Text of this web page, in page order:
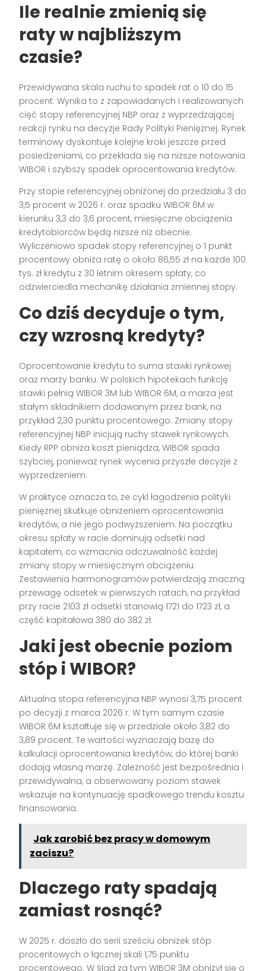
Ile realnie zmienią się
ratyw najbliższym
czasie?
Przewidywana skala ruchu to spadek rat o 10 do 15
procent. Wynika to z zapowiadanych i realizowanych
cięć stopy referencyjnej NBP oraz z wyprzedzającej
reakcji rynku na decyzje Rady Polityki Pieniężnej. Rynek
terminowy dyskontuje kolejne kroki jeszcze przed
posiedzeniami, co przekłada się na niższe notowania
WIBOR i szybszy spadek oprocentowania kredytów.
Przy stopie referencyjnej obniżonej do przedziału 3 do
3,5 procent w 2026 r. oraz spadku WIBOR 6M w
kierunku 3,3 do 3,6 procent, miesięczne obciążenia
kredytobiorców będą niższe niż obecnie.
Wyliczeniowo spadek stopy referencyjnej o 1 punkt
procentowy obniża ratę o około 86,55 zł na każde 100
tys. zł kredytu z 30 letnim okresem spłaty, co
odzwierciedla mechanikę działania zmiennej stopy.
Co dziś decyduje o tym,
czywzrosną kredyty?
Oprocentowanie kredytu to suma stawki rynkowej
oraz marży banku. W polskich hipotekach funkcję
stawki pełnią WIBOR 3M lub WIBOR 6M, a marża jest
stałym składnikiem dodawanym przez bank, na
przykład 2,30 punktu procentowego. Zmiany stopy
referencyjnej NBP inicjują ruchy stawek rynkowych.
Kiedy RPP obniża koszt pieniądza, WIBOR spada
szybciej, ponieważ rynek wycenia przyszłe decyzje z
wyprzedzeniem.
W praktyce oznacza to, że cykl łagodzenia polityki
pieniężnej skutkuje obniżeniem oprocentowania
kredytów, a nie jego podwyższeniem. Na początku
okresu spłaty w racie dominują odsetki nad
kapitałem, co wzmacnia odczuwalność każdej
zmiany stopy w miesięcznym obciążeniu.
Zestawienia harmonogramów potwierdzają znaczną
przewagę odsetek w pierwszych ratach, na przykład
przy racie 2103 zł odsetki stanowią 1721 do 1723 zł, a
część kapitałowa 380 do 382 zł.
Jaki jest obecnie poziom
stóp i WIBOR?
Aktualna stopa referencyjna NBP wynosi 3,75 procent
po decyzji z marca 2026 r. W tym samym czasie
WIBOR 6M kształtuje się w przedziale około 3,82 do
3,89 procent. Te wartości wyznaczają bazę do
kalkulacji oprocentowania kredytów, do której banki
dodają własną marżę. Zależność jest bezpośrednia i
przewidywalna, a obserwowany poziom stawek
wskazuje na kontynuację spadkowego trendu kosztu
finansowania.
Jak zarobić bez pracy w domowym
zaciszu?
Dlaczego raty spadają
zamiast rosnąć?
W 2025 r. doszło do serii sześciu obniżek stóp
procentowych o łącznej skali 1,75 punktu
procentowego. W ślad za tym WIBOR 3M obniżył się o